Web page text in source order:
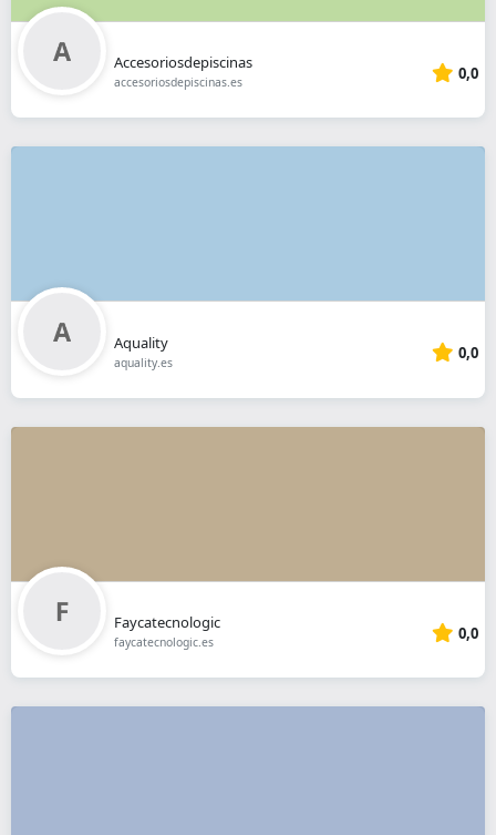
Accesoriosdepiscinas
accesoriosdepiscinas.es 0,0
Aquality
aquality.es 0,0
Faycatecnologic
faycatecnologic.es 0,0